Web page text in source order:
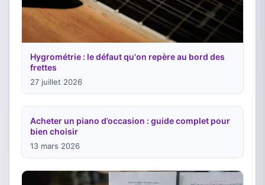
Hygrométrie : le défaut qu'on repère au bord des
frettes
27 juillet 2026
Acheter un piano d’occasion : guide complet pour
bien choisir
13 mars 2026